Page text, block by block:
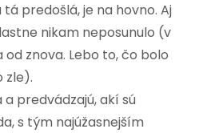
predošlá, je na hovno. Aj
nikam neposunulo (v
znova. Lebo to, čo bolo
zle).
predvádzajú, akí sú
s tým najúžasnejším